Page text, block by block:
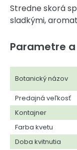
Stredne skorá
sladkými,
Parametre
Botanický názov
Predajná veľkosť
Kontajner
Farba kvetu
Doba kvitnutia